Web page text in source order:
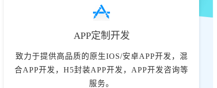
APP定制开发
致力于提供高品质的原生IOS/安卓APP开发，混
合APP开发，H5封装APP开发，APP开发咨询等
服务。